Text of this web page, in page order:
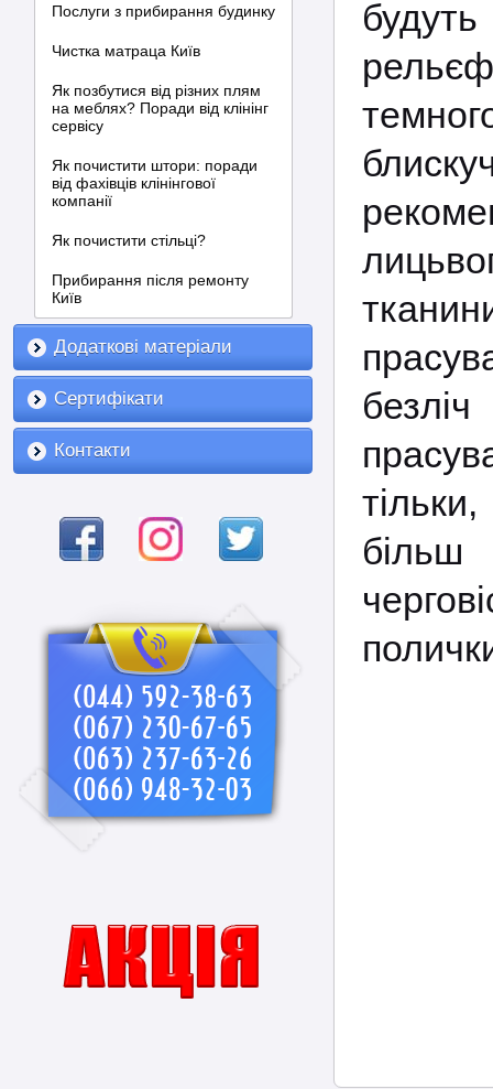
Послуги з прибирання будинку
Чистка матраца Київ
Як позбутися від різних плям
на меблях? Поради від клінінг
сервісу
Як почистити штори: поради
від фахівців клінінгової
компанії
Як почистити стільці?
Прибирання після ремонту
Київ
Додаткові матеріали
Сертифікати
Контакти